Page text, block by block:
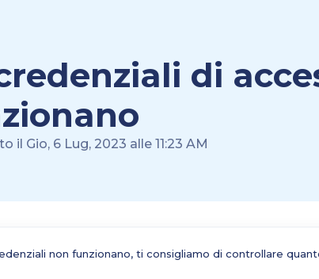
di
il Gio, 6 Lug, 2023 alle 11:23 AM
non funzionano, ti consigliamo di controllare